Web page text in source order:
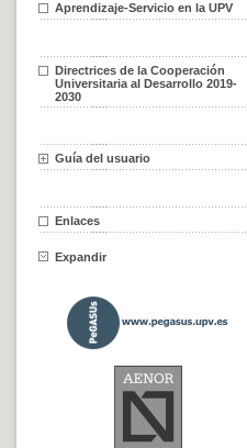
Aprendizaje-Servicio en la UPV
Directrices de la Cooperación
Universitaria al Desarrollo 2019-
2030
Guía del usuario
Enlaces
Expandir